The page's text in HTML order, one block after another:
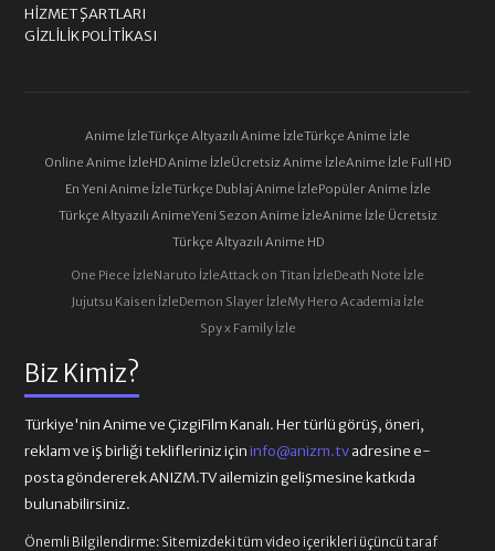
Biz Kimiz?
Türkiye'nin Anime ve ÇizgiFilm Kanalı. Her türlü görüş, öneri,
reklam ve iş birliği teklifleriniz içininfo@anizm.tvadresine e-
posta göndererek ANIZM.TV ailemizin gelişmesine katkıda
bulunabilirsiniz.
Önemli Bilgilendirme: Sitemizdeki tüm video içerikleri üçüncü taraf
HIZMET ŞARTLARI
GIZLILIK POLITIKASI
Anime İzleTürkçe Altyazılı Anime İzleTürkçe Anime İzle
Online Anime İzleHD Anime İzleÜcretsiz Anime İzleAnime İzle Full HD
En Yeni Anime İzleTürkçe Dublaj Anime İzlePopüler Anime İzle
Türkçe Altyazılı AnimeYeni Sezon Anime İzleAnime İzle Ücretsiz
Türkçe Altyazılı Anime HD
One Piece İzleNaruto İzleAttack on Titan İzleDeath Note İzle
Jujutsu Kaisen İzleDemon Slayer İzleMy Hero Academia İzle
Spy x Family İzle